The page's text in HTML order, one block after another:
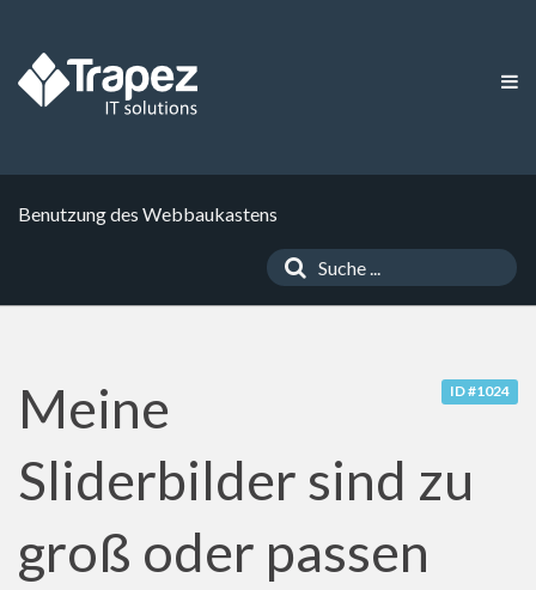
Benutzung des Webbaukastens
ID #1024
Meine
Sliderbilder sind zu
groß oder passen